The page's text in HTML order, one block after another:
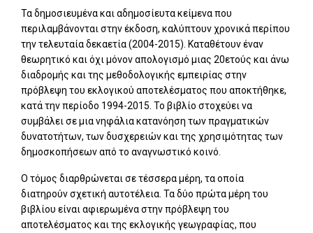
Τα δημοσιευμένα και αδημοσίευτα κείμενα που
περιλαμβάνονται στην έκδοση, καλύπτουν χρονικά περίπου
την τελευταία δεκαετία (2004-2015). Καταθέτουν έναν
θεωρητικό και όχι μόνον απολογισμό μιας 20ετούς και άνω
διαδρομής και της μεθοδολογικής εμπειρίας στην
πρόβλεψη του εκλογικού αποτελέσματος που αποκτήθηκε,
κατά την περίοδο 1994-2015. Το βιβλίο στοχεύει να
συμβάλει σε μια νηφάλια κατανόηση των πραγματικών
δυνατοτήτων, των δυσχερειών και της χρησιμότητας των
δημοσκοπήσεων από το αναγνωστικό κοινό.
Ο τόμος διαρθρώνεται σε τέσσερα μέρη, τα οποία
διατηρούν σχετική αυτοτέλεια. Τα δύο πρώτα μέρη του
βιβλίου είναι αφιερωμένα στην πρόβλεψη του
αποτελέσματος και της εκλογικής γεωγραφίας, που